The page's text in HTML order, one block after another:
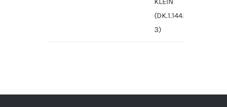
price
3,900.00 ден.